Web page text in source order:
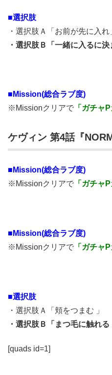
■選択肢
・選択肢Ａ「お前が先に入れ
・選択肢Ｂ「一緒に入るに
■Mission(総合ラブ度)
※Missionクリアで 「ガチャ
ケヴィン 第4話『
■Mission(総合ラブ度)
※Missionクリアで 「ガチャ
■Mission(総合ラブ度)
※Missionクリアで 「ガチャ
■選択肢
・選択肢Ａ「頬をつまむ 」
・選択肢Ｂ「まつ毛に触れ
[quads id=1]